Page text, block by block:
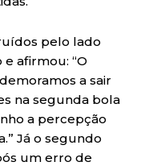
pelo lado
afirmou: “O
a sair
na segunda bola
a percepção
Já o segundo
um erro de